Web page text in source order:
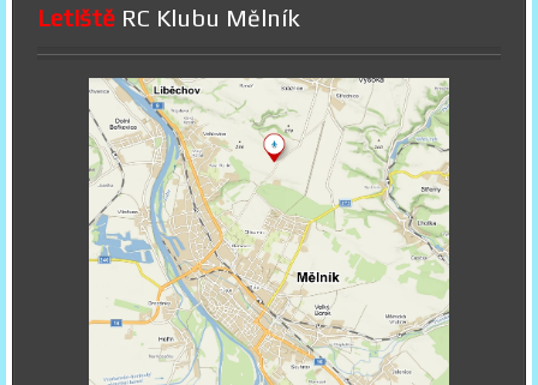
Letiště RC Klubu Mělník